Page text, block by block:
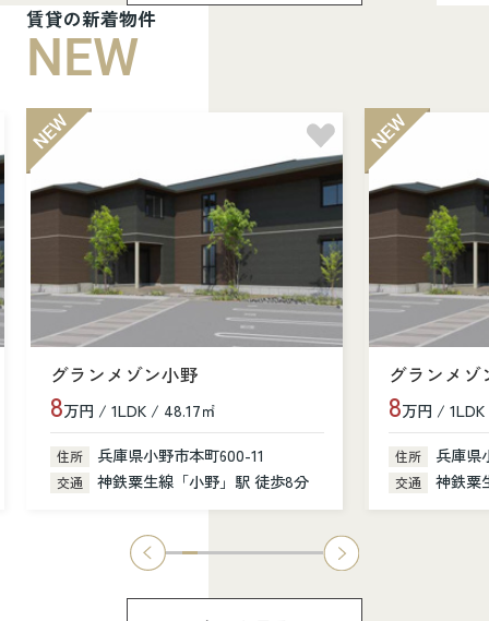
賃貸の新着物件
NEW
グランメゾン小野
8万円 / 1LDK / 48.17㎡
住所 兵庫県小野市本町600-11
交通 神鉄粟生線「小野」駅 徒歩8分
グランメゾ
8万円 /
住所 兵庫県
交通 神鉄粟